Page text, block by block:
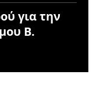
για την
Β.